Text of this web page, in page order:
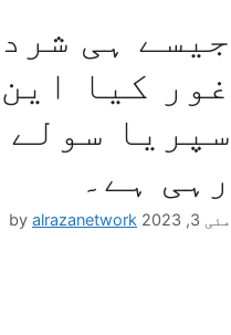
جیسے ہی
غور کیا
سپریا
رہی ہے۔
مئی 3, 2023 by alrazanetwork